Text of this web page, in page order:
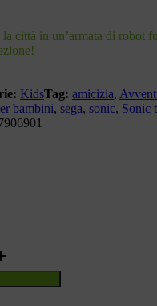
città in un’armata di robot
KidsTag: amicizia,
bambini, sega, sonic, Sonic